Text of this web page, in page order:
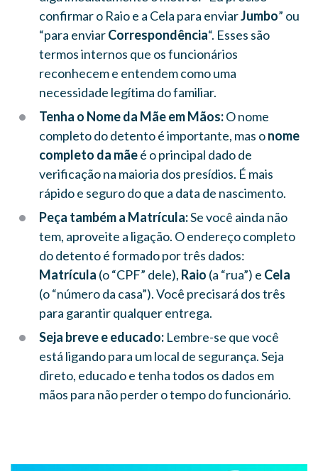
confirmar o Raio e a Cela para enviarJumbo” ou
“para enviarCorrespondência“. Esses são
termos internos que os funcionários
reconhecem e entendem como uma
necessidade legítima do familiar.
Tenha o Nome da Mãe em Mãos:O nome
completo do detento é importante, mas onome
completo da mãeé o principal dado de
verificação na maioria dos presídios. É mais
rápido e seguro do que a data de nascimento.
Peça também a Matrícula:Se você ainda não
tem, aproveite a ligação. O endereço completo
do detento é formado por três dados:
Matrícula (o “CPF” dele), Raio (a “rua”) e Cela
(o “número da casa”). Você precisará dos três
para garantir qualquer entrega.
Seja breve e educado: Lembre-se que você
está ligando para um local de segurança. Seja
direto, educado e tenha todos os dados em
mãos para não perder o tempo do funcionário.